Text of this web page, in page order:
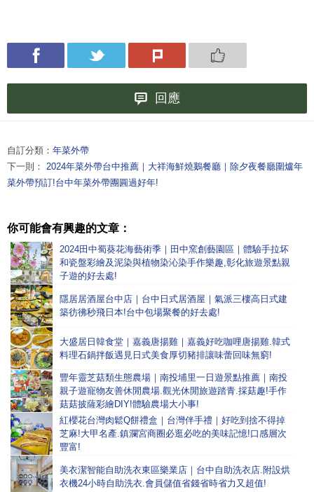
回應
自訂分類： 年菜外帶
下一則： 2024年菜外帶台中推薦｜大祥海鮮燒鵝餐廳｜除夕夜餐廳圍爐年
菜外帶預訂!台中年菜外帶團圓過好年!
你可能會有興趣的文章：
2024田中蜀葵花海藝術季｜田中窯創藝園區｜體驗手拉坏
和瓷盤彩繪及泥染與植物染沁染手作樂趣,彰化旅遊景點親
子遊的好去處!
隱居居酒屋台中店｜台中日式居酒屋｜氣派三樓高日式建
築彷彿秒飛日本!台中包場聚餐的好去處!
大盛居日韓食堂｜嘉義唐揚雞｜嘉義好吃咖哩唐揚雞.韓式
料理石鍋拌飯遇見日式美食厚切豬排讓味蕾回味無窮!
豐年靈芝菇類生態農場｜南投埔里一日遊景點推薦｜南投
親子遊寵物友善休閒農場.觀光休閒旅遊踏青.採菇趣!手作
菇菇披薩彩繪DIY!體驗農場大小事!
紅櫻花台灣肉鬆Q餅禮盒｜台灣伴手禮｜好吃到捨不得掉
芝麻!大甲名產.鎮瀾宮商圈必逛必吃的美味記憶!口感層次
豐富!
美衣潔智能自助洗衣東區樂業店｜台中自助洗衣店.附設烘
衣機24小時自助洗衣.會員儲值省錢省時省力又超值!